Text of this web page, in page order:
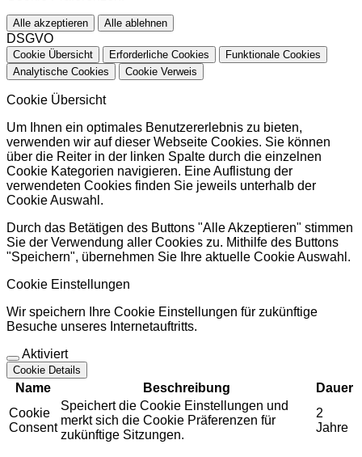
Alle akzeptieren Alle ablehnen
DSGVO
Cookie Übersicht Erforderliche Cookies
Funktionale Cookies
Analytische Cookies
Cookie Verweis
Cookie Übersicht
Um Ihnen ein optimales Benutzererlebnis zu bieten,
verwenden wir auf dieser Webseite Cookies. Sie können
über die Reiter in der linken Spalte durch die einzelnen
Cookie Kategorien navigieren. Eine Auflistung der
verwendeten Cookies finden Sie jeweils unterhalb der
Cookie Auswahl.
Durch das Betätigen des Buttons "Alle Akzeptieren" stimmen
Sie der Verwendung aller Cookies zu. Mithilfe des Buttons
"Speichern", übernehmen Sie Ihre aktuelle Cookie Auswahl.
Cookie Einstellungen
Wir speichern Ihre Cookie Einstellungen für zukünftige
Besuche unseres Internetauftritts.
Aktiviert
Cookie Details
Name Beschreibung
Dauer
Cookie
Consent
Speichert die Cookie Einstellungen und
merkt sich die Cookie Präferenzen für
zukünftige Sitzungen.
2
Jahre